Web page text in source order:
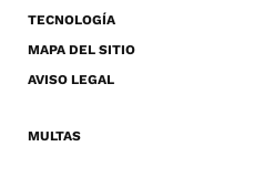
TECNOLOGÍA
MAPA DEL SITIO
AVISO LEGAL
MULTAS